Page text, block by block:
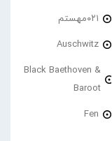
۰۲۱مهستم
Auschwitz
Black Baethoven &
Baroot
Fen